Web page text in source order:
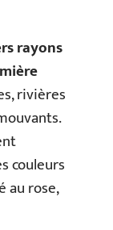
rayons
rivières
couleurs
au rose,